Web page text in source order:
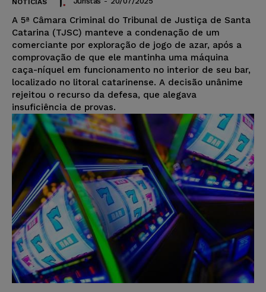
NOTÍCIAS
A 5ª Câmara Criminal do Tribunal de Justiça de Santa
Catarina (TJSC) manteve a condenação de um
comerciante por exploração de jogo de azar, após a
comprovação de que ele mantinha uma máquina
caça-níquel em funcionamento no interior de seu bar,
localizado no litoral catarinense. A decisão unânime
rejeitou o recurso da defesa, que alegava
insuficiência de provas.